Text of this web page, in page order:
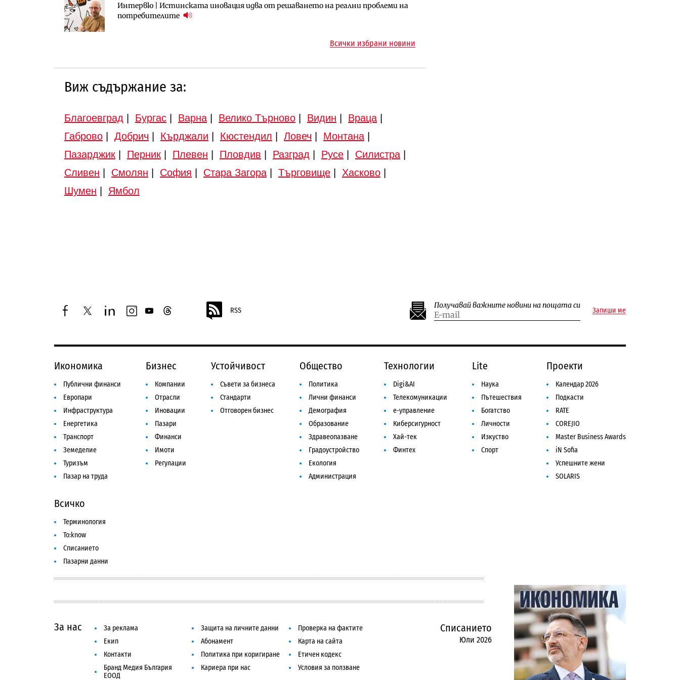
Интервю | Истинската иновация идва от решаването на реални проблеми на
потребителите
АПИ възложи промяната на парцеларния план за магистралата Русе – Велико
Търново
Вторият мост над Варненското езеро става част от бъдещата магистрала
„Черно море“
Всички избрани новини
Виж съдържание за:
Благоевград Бургас Варна Велико Търново Видин Враца
Габрово
Добрич Кърджали Кюстендил Ловеч Монтана
Пазарджик
Перник Плевен Пловдив Разград Русе Силистра
Сливен
Смолян София Стара Загора Търговище Хасково
Шумен
Ямбол
facebooktwitterlinkedininstagram
youtubethreads RSS
Получавай важните новини на пощата си
Запиши ме
Икономика
Публични финанси
Европари
Инфраструктура
Енергетика
Транспорт
Земеделие
Туризъм
Пазар на труда
Бизнес
Компании
Отрасли
Иновации
Пазари
Финанси
Имоти
Регулации
Устойчивост
Съвети за бизнеса
Стандарти
Отговорен бизнес
Общество
Политика
Лични финанси
Демография
Образование
Здравеопазване
Градоустройство
Екология
Администрация
Технологии
Digi&AI
Телекомуникации
е-управление
Киберсигурност
Хай-тек
Финтех
Lite
Наука
Пътешествия
Богатство
Личности
Изкуство
Спорт
Проекти
Календар 2026
Подкасти
RATE
COREJIO
Master Business Awards
iN Sofia
Успешните жени
SOLARIS
Всичко
Терминология
To:know
Списанието
Пазарни данни
За нас За реклама Защита на личните данни
Проверка на фактите
Екип
Абонамент
Карта на сайта
Контакти
Политика при коригиране
Етичен кодекс
Бранд Медия България
ЕООД
Кариера при нас Условия за ползване
Списанието
Юли 2026